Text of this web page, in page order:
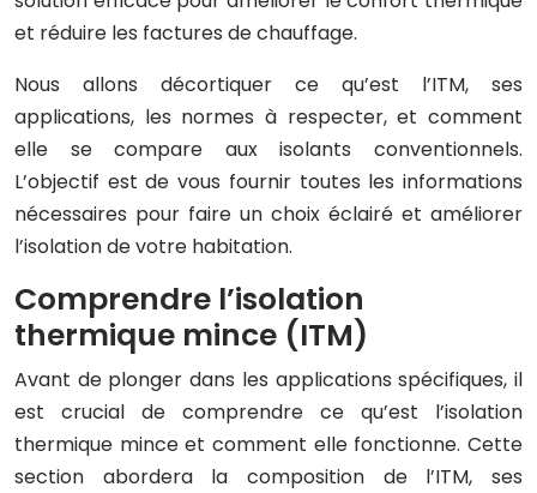
et réduire les factures de chauffage.
Nous allons décortiquer ce qu’est l’ITM, ses
applications, les normes à respecter, et comment
elle se compare aux isolants conventionnels.
L’objectif est de vous fournir toutes les informations
nécessaires pour faire un choix éclairé et améliorer
l’isolation de votre habitation.
Comprendre l’isolation
thermique mince (ITM)
Avant de plonger dans les applications spécifiques, il
est crucial de comprendre ce qu’est l’isolation
thermique mince et comment elle fonctionne. Cette
section abordera la composition de l’ITM, ses